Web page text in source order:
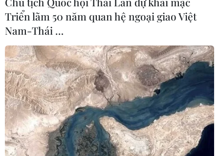
Triển lãm 50 năm quan hệ ngoại giao Việt
Nam-Thái …